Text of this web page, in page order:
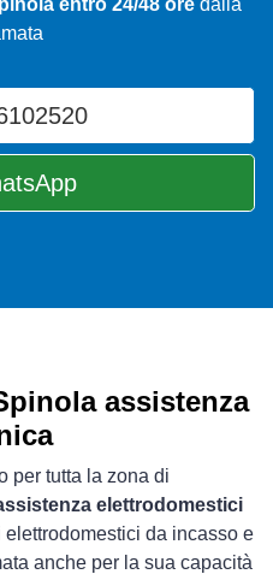
entro 24/48 oredalla
assistenza
per tutta la zona di
elettrodomestici
da incasso e
anche per la sua capacità